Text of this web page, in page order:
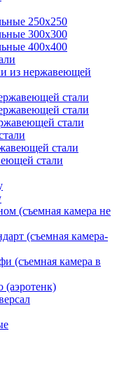
250х250
300х300
400х400
из нержавеющей
стали
стали
стали
стали
стали
(съемная камера не
(съемная камера-
(съемная камера в
(аэротенк)